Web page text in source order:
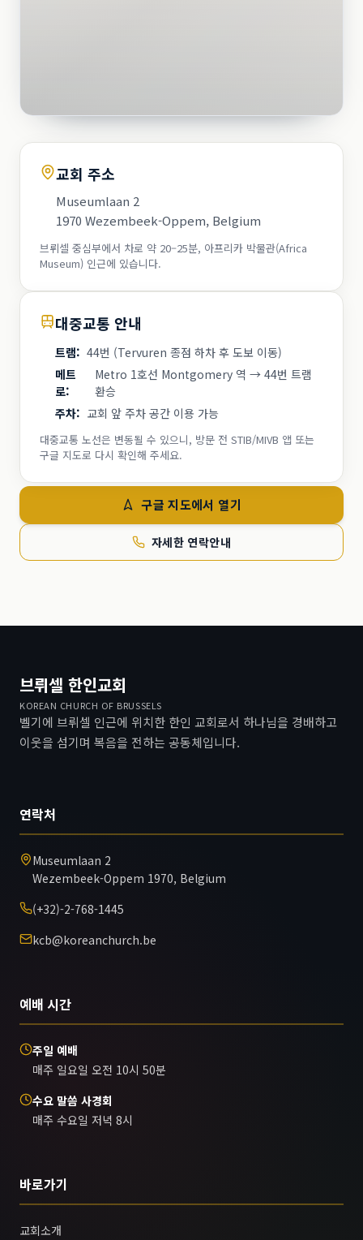
교회 주소
Museumlaan 2
1970 Wezembeek-Oppem, Belgium
브뤼셀 중심부에서 차로 약 20–25분, 아프리카 박물관(Africa
Museum) 인근에 있습니다.
대중교통 안내
트램: 44번 (Tervuren 종점 하차 후 도보 이동)
메트
로:
Metro 1호선 Montgomery 역 → 44번 트램
환승
주차: 교회 앞 주차 공간 이용 가능
대중교통 노선은 변동될 수 있으니, 방문 전 STIB/MIVB 앱 또는
구글 지도로 다시 확인해 주세요.
구글 지도에서 열기
자세한 연락안내
브뤼셀 한인교회
KOREAN CHURCH OF BRUSSELS
벨기에 브뤼셀 인근에 위치한 한인 교회로서 하나님을 경배하고
이웃을 섬기며 복음을 전하는 공동체입니다.
연락처
Museumlaan 2
Wezembeek-Oppem 1970, Belgium
(+32)-2-768-1445
kcb@koreanchurch.be
예배 시간
주일 예배
매주 일요일 오전 10시 50분
수요 말씀 사경회
매주 수요일 저녁 8시
바로가기
교회소개